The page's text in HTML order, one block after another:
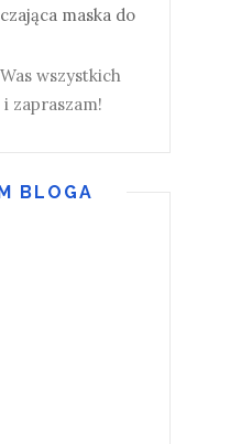
maska do
wszystkich
zapraszam!
BLOGA